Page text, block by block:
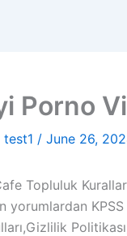
Porno
test1 / June 26,
Topluluk
yorumlardan